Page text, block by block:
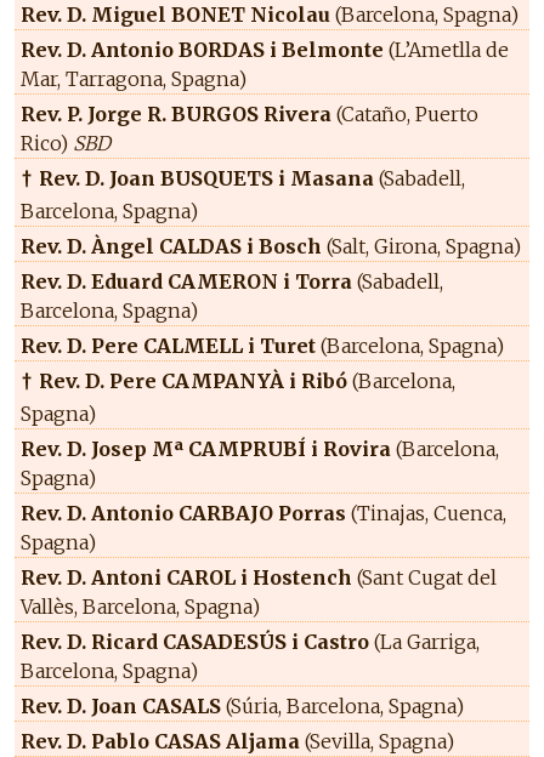
Rev. D. Miguel BONET Nicolau (Barcelona, Spagna)
Rev. D. Antonio BORDAS i Belmonte (L’Ametlla de
Mar, Tarragona, Spagna)
Rev. P. Jorge R. BURGOS Rivera (Cataño, Puerto
Rico) SBD
† Rev. D. Joan BUSQUETS i Masana (Sabadell,
Barcelona, Spagna)
Rev. D. Àngel CALDAS i Bosch (Salt, Girona, Spagna)
Rev. D. Eduard CAMERON i Torra (Sabadell,
Barcelona, Spagna)
Rev. D. Pere CALMELL i Turet (Barcelona, Spagna)
† Rev. D. Pere CAMPANYÀ i Ribó (Barcelona,
Spagna)
Rev. D. Josep Mª CAMPRUBÍ i Rovira (Barcelona,
Spagna)
Rev. D. Antonio CARBAJO Porras (Tinajas, Cuenca,
Spagna)
Rev. D. Antoni CAROL i Hostench (Sant Cugat del
Vallès, Barcelona, Spagna)
Rev. D. Ricard CASADESÚS i Castro (La Garriga,
Barcelona, Spagna)
Rev. D. Joan CASALS (Súria, Barcelona, Spagna)
Rev. D. Pablo CASAS Aljama (Sevilla, Spagna)